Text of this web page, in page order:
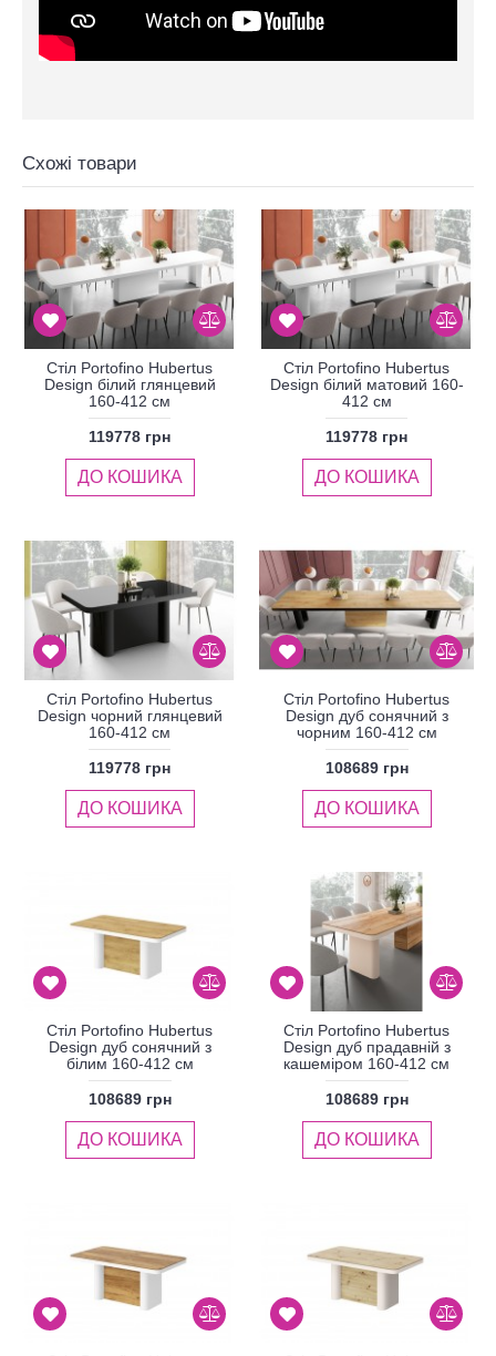
Схожі товари
Стіл Portofino Hubertus
Design білий глянцевий
160-412 см
119778 грн
ДО КОШИКА
Стіл Portofino Hubertus
Design білий матовий 160-
412 см
119778 грн
ДО КОШИКА
Стіл Portofino Hubertus
Design чорний глянцевий
160-412 см
119778 грн
ДО КОШИКА
Стіл Portofino Hubertus
Design дуб сонячний з
чорним 160-412 см
108689 грн
ДО КОШИКА
Стіл Portofino Hubertus
Design дуб сонячний з
білим 160-412 см
108689 грн
ДО КОШИКА
Стіл Portofino Hubertus
Design дуб прадавній з
кашеміром 160-412 см
108689 грн
ДО КОШИКА